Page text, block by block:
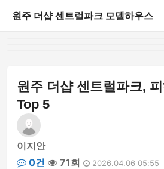
원주 더샵 센트럴파크 모델하우스
원주 더샵 센트럴파크,
Top 5
이지안
0건
71회 2026.04.06 05:55